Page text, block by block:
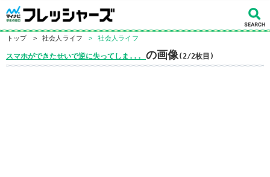
トップ > 社会人ライフ > 社会人ライフ
スマホができたせいで逆に失ってしま... の画像(2/2枚目)